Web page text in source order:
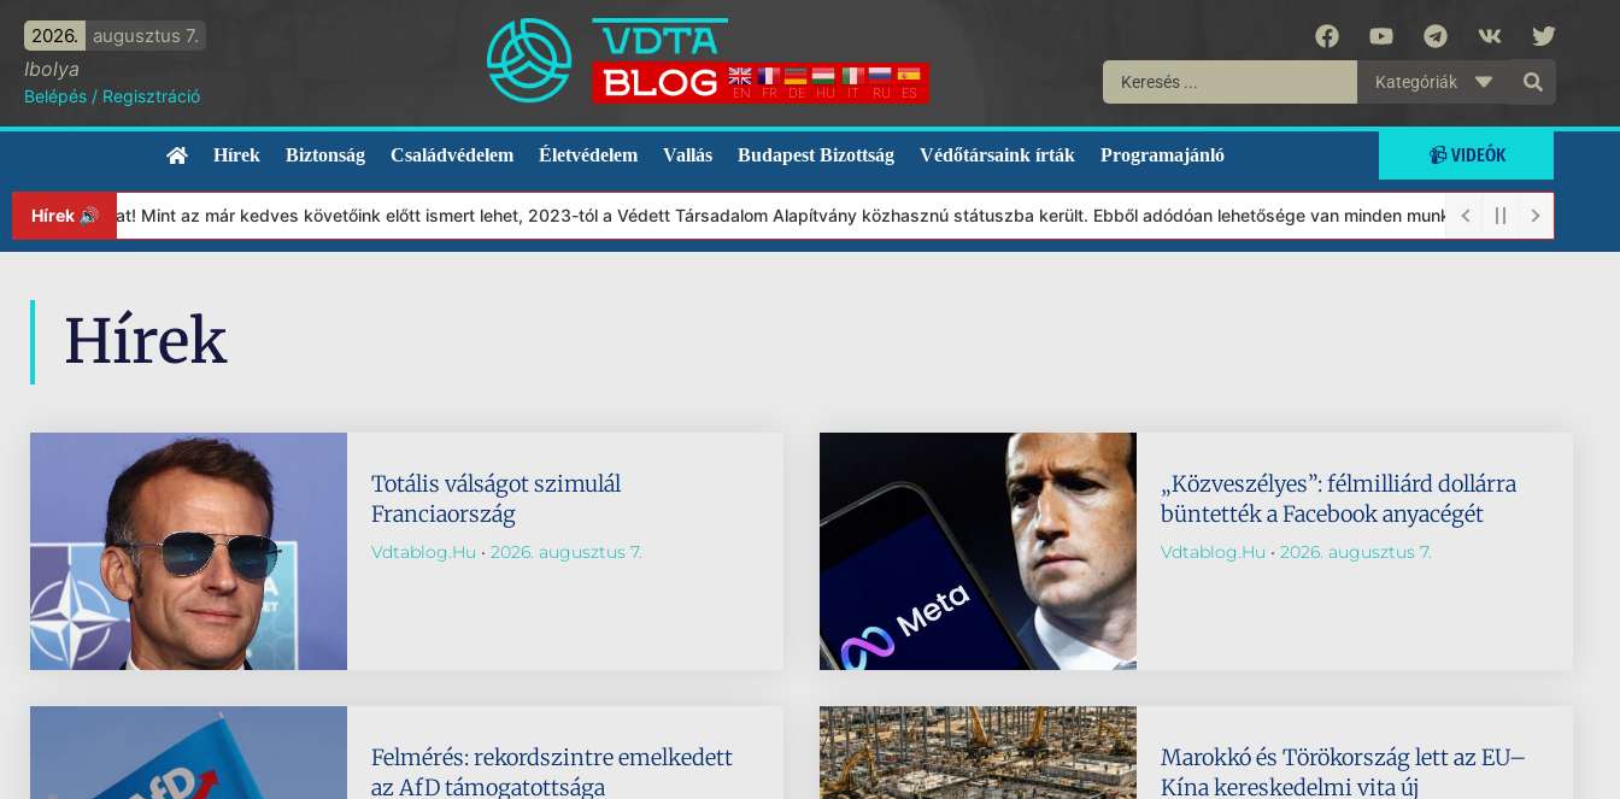
2026. augusztus 7.
Ibolya
Belépés / Regisztráció EN FR DE HU IT RU ES
Kategóriák
Hírek Biztonság Családvédelem Életvédelem Vallás Budapest Bizottság Védőtársaink írták Programajánló 📹 VIDEÓK
Hírek 🔊 Mint az már kedves követőink előtt ismert lehet, 2023-tól a Védett Társadalom Alapítvány közhasznú státuszba került. Ebből adódóan lehetősége van minden munkánkat segíteni
Hírek
Totális válságot szimulál
Franciaország
Vdtablog.hu 2026. augusztus 7.
„Közveszélyes”: félmilliárd dollárra
büntették a Facebook anyacégét
Vdtablog.hu 2026. augusztus 7.
Felmérés: rekordszintre emelkedett
az AfD támogatottsága
Marokkó és Törökország lett az EU–
Kína kereskedelmi vita új